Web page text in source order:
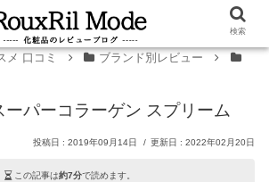
メ 口コミ
ブランド別レビュー
ーパーコラーゲン スプリーム
2019年09月14日 2022年02月20日
この記事は約7分で読めます。
検索